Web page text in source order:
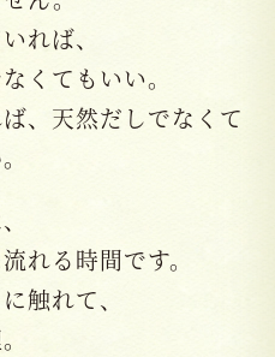
れば、
くてもいい。
、天然だしでなくて
れる時間です。
触れて、